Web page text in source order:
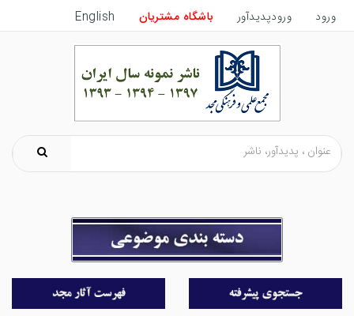
ورود ورودپدیدآور باشگاه مشتریان English